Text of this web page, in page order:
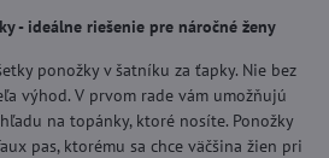
- ideálne riešenie pre náročné ženy
ponožky v šatníku za ťapky. Nie bez
výhod. V prvom rade vám umožňujú
na topánky, ktoré nosíte. Ponožky
pas, ktorému sa chce väčšina žien pri